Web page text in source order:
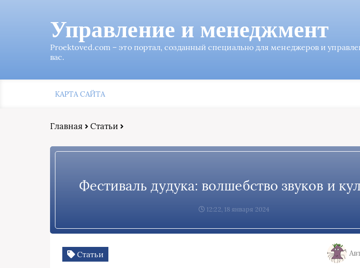
Управление и менеджмент
Proektoved.com – это портал, созданный специально для менеджеров и
вас.
КАРТА САЙТА
Главная Статьи
Фестиваль дудука: волшебство звуков и
12:22, 18 января 2024
Статьи